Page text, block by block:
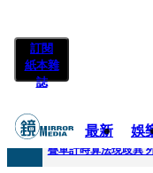
訂閱
紙本雜
誌
最新 娛
快訊
疊單計時算法現歧異